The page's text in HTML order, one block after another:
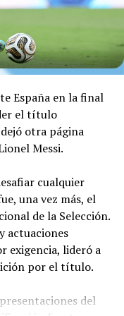
seguido de un
controladas por
Rodri y de Cubarsí,
el cero.
amarilla y
tremenda atajada
uno menos. Sin
palo encontró
España en la final
el título
otra página
Messi.
cualquier
una vez más, el
de la Selección.
actuaciones
exigencia, lideró a
por el título.
del